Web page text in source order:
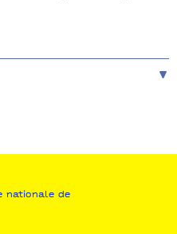
Pyrénées (accueil en
Nationale /
- aide à la
la création DRAC Ile-
Centre
nationale de